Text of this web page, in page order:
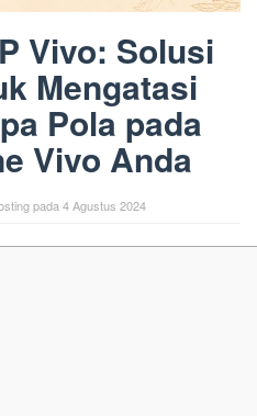
Vivo: Solusi
Mengatasi
Pola pada
Vivo Anda
pada 4 Agustus 2024